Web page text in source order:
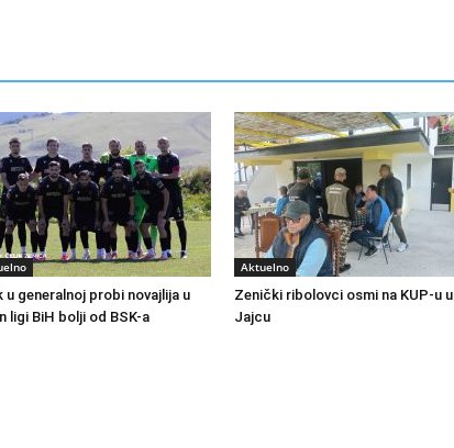
u generalnoj probi novajlija u
ligi BiH bolji od BSK-a
Aktuelno
Zenički ribolovci osmi na KUP-u u
Jajcu